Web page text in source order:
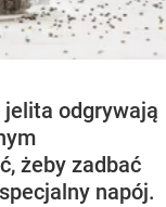
jelita odgrywają
żeby zadbać
napój.